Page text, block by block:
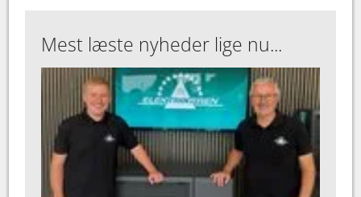
Mest læste nyheder lige nu...